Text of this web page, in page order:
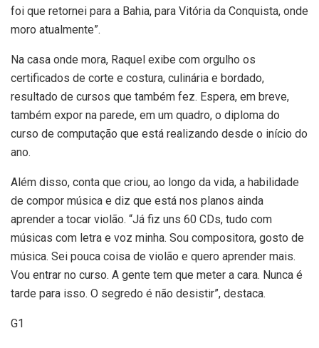
foi que retornei para a Bahia, para Vitória da Conquista, onde
moro atualmente”.
Na casa onde mora, Raquel exibe com orgulho os
certificados de corte e costura, culinária e bordado,
resultado de cursos que também fez. Espera, em breve,
também expor na parede, em um quadro, o diploma do
curso de computação que está realizando desde o início do
ano.
Além disso, conta que criou, ao longo da vida, a habilidade
de compor música e diz que está nos planos ainda
aprender a tocar violão. “Já fiz uns 60 CDs, tudo com
músicas com letra e voz minha. Sou compositora, gosto de
música. Sei pouca coisa de violão e quero aprender mais.
Vou entrar no curso. A gente tem que meter a cara. Nunca é
tarde para isso. O segredo é não desistir”, destaca.
G1